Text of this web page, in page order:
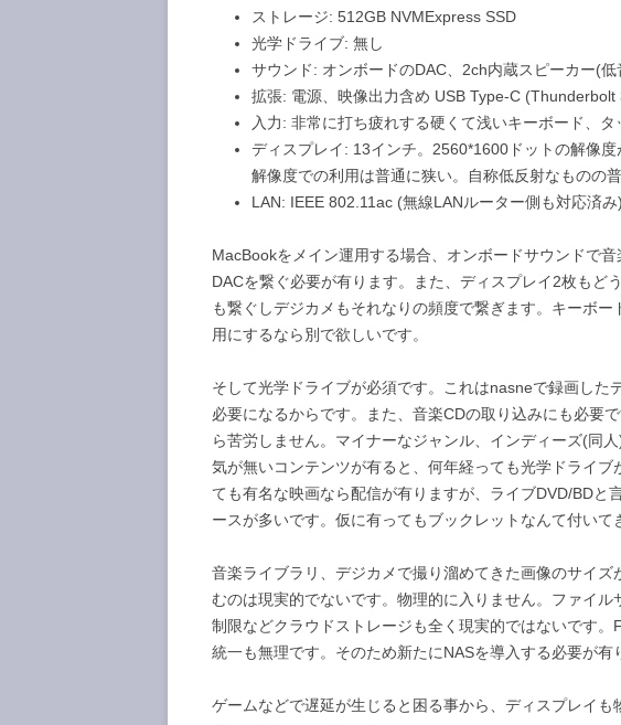
ストレージ: 512GB NVMExpress SSD
光学ドライブ: 無し
サウンド: オンボードのDAC、2ch内蔵スピーカー(
拡張: 電源、映像出力含め USB Type-C (Thunderbolt
入力: 非常に打ち疲れする硬くて浅いキーボード、
ディスプレイ: 13インチ。2560*1600ドットの解像
解像度での利用は普通に狭い。自称低反射なものの
LAN: IEEE 802.11ac (無線LANルーター側も対応済み)
MacBookをメイン運用する場合、オンボードサウンドで
DACを繋ぐ必要が有ります。また、ディスプレイ2枚もど
も繋ぐしデジカメもそれなりの頻度で繋ぎます。キーボー
用にするなら別で欲しいです。
そして光学ドライブが必須です。これはnasneで録画した
必要になるからです。また、音楽CDの取り込みにも必要
ら苦労しません。マイナーなジャンル、インディーズ(同
気が無いコンテンツが有ると、何年経っても光学ドライ
ても有名な映画なら配信が有りますが、ライブDVD/BDと
ースが多いです。仮に有ってもブックレットなんて付いて
音楽ライブラリ、デジカメで撮り溜めてきた画像のサイ
むのは現実的でないです。物理的に入りません。ファイ
制限などクラウドストレージも全く現実的ではないです
統一も無理です。そのため新たにNASを導入する必要が有
ゲームなどで遅延が生じると困る事から、ディスプレイ